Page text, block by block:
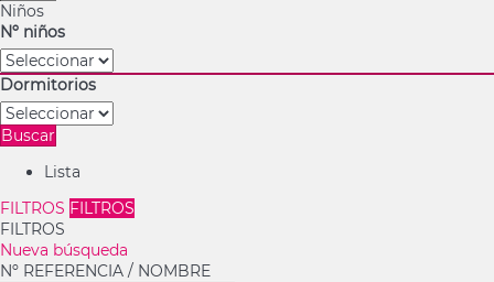
Niños
Nº niños
Dormitorios
Buscar
Lista
FILTROS FILTROS
FILTROS
Nueva búsqueda
Nº REFERENCIA / NOMBRE